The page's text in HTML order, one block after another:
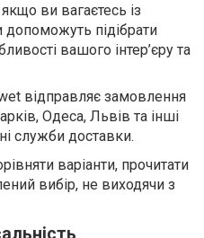
ви вагаєтесь із
підібрати
вашого інтер’єру та
відправляє замовлення
Одеса, Львів та інші
служби доставки.
варіанти, прочитати
вибір, не виходячи з